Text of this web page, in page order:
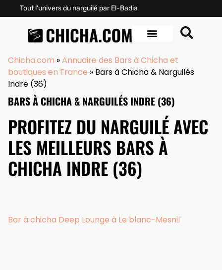
Tout l'univers du narguilé par El-Badia
Chicha.com »Annuaire des Bars à Chicha et
boutiques en France » Bars à Chicha & Narguilés
Indre (36)
BARS À CHICHA & NARGUILÉS INDRE (36)
PROFITEZ DU NARGUILÉ AVEC
LES MEILLEURS BARS À
CHICHA INDRE (36)
Bar à chicha Deep Lounge à Le blanc-Mesnil